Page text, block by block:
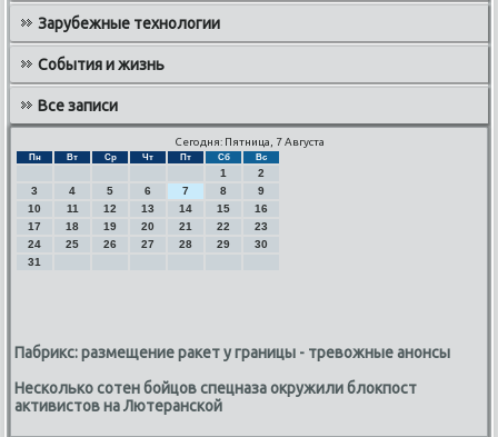
Зарубежные технологии
События и жизнь
Все записи
Сегодня: Пятница, 7 Августа
Пн Вт Ср Чт Пт Сб Вс
1
2
3
4 5 6 7 8
9
10
11 12 13 14 15
16
17
18 19 20 21 22
23
24
25 26 27 28 29
30
31
Пабрикс: размещение ракет у границы - тревожные анонсы
Несколько сотен бойцов спецназа окружили блокпост
активистов на Лютеранской